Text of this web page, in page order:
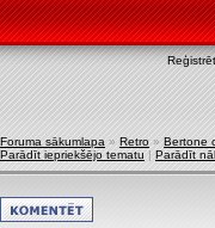
Foruma sākumlapa » Retro » Bertone
Parādīt iepriekšējo tematu | Parādīt